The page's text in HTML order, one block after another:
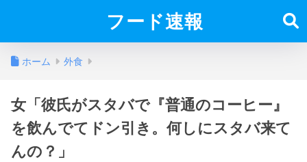
フード速報
ホーム 外食
女「彼氏がスタバで『普通のコーヒー』
を飲んでてドン引き。何しにスタバ来て
んの？」